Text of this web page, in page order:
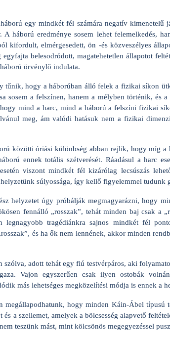
egy mindkét fél számára negatív kimenetelű
A háború eredménye sosem lehet felemelkedés,
kifordult, elmérgesedett, ön -és közveszélyes
belesodródott, magatehetetlen állapotot
örvénylő indulata.
tűnik, hogy a háborúban álló felek a fizikai síkon
sosem a felszínen, hanem a mélyben történik, és
mind a harc, mind a háború a felszíni fizikai
meg, ám valódi hatásuk nem a fizikai
közötti óriási különbség abban rejlik, hogy míg a
ennek totális szétverését. Ráadásul a harc
viszont mindkét fél kizárólag lecsúszás
súlyossága, így kellő figyelemmel tudunk
helyzetet úgy próbálják megmagyarázni, hogy
fennálló „rosszak”, tehát minden baj csak a
legnagyobb tragédiánkra sajnos mindkét fél
és ha ők nem lennének, akkor minden
adott tehát egy fiú testvérpáros, aki
Vajon egyszerűen csak ilyen ostobák
más lehetséges megközelítési módja is ennek a
megállapodhatunk, hogy minden Káin-Ábel típusú
és a szellemet, amelyek a bölcsesség alapvető
teszünk mást, mint kölcsönös megegyezéssel